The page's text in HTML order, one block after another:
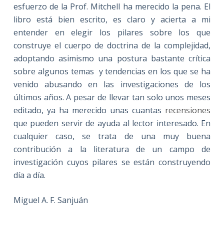
esfuerzo de la Prof. Mitchell ha merecido la pena. El
libro está bien escrito, es claro y acierta a mi
entender en elegir los pilares sobre los que
construye el cuerpo de doctrina de la complejidad,
adoptando asimismo una postura bastante crítica
sobre algunos temas y tendencias en los que se ha
venido abusando en las investigaciones de los
últimos años. A pesar de llevar tan solo unos meses
editado, ya ha merecido unas cuantas recensiones
que pueden servir de ayuda al lector interesado. En
cualquier caso, se trata de una muy buena
contribución a la literatura de un campo de
investigación cuyos pilares se están construyendo
día a día.
Miguel A. F. Sanjuán